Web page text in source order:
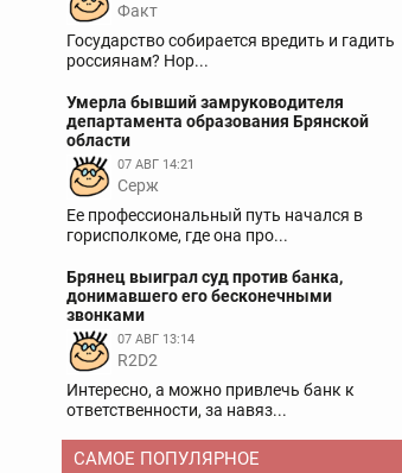
Факт
Государство собирается вредить и гадить
россиянам? Нор...
Умерла бывший замруководителя
департамента образования Брянской
области
07 АВГ 14:21
Серж
Ее профессиональный путь начался в
горисполкоме, где она про...
Брянец выиграл суд против банка,
донимавшего его бесконечными
звонками
07 АВГ 13:14
R2D2
Интересно, а можно привлечь банк к
ответственности, за навяз...
САМОЕ ПОПУЛЯРНОЕ